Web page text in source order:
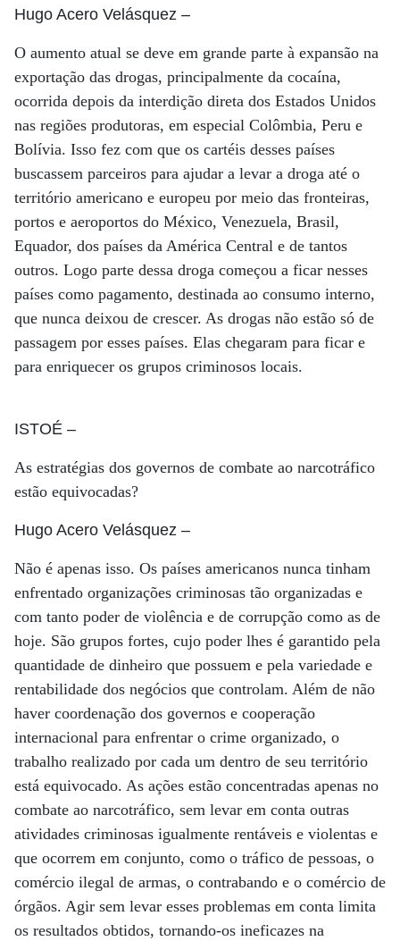
Hugo Acero Velásquez –
O aumento atual se deve em grande parte à expansão na
exportação das drogas, principalmente da cocaína,
ocorrida depois da interdição direta dos Estados Unidos
nas regiões produtoras, em especial Colômbia, Peru e
Bolívia. Isso fez com que os cartéis desses países
buscassem parceiros para ajudar a levar a droga até o
território americano e europeu por meio das fronteiras,
portos e aeroportos do México, Venezuela, Brasil,
Equador, dos países da América Central e de tantos
outros. Logo parte dessa droga começou a ficar nesses
países como pagamento, destinada ao consumo interno,
que nunca deixou de crescer. As drogas não estão só de
passagem por esses países. Elas chegaram para ficar e
para enriquecer os grupos criminosos locais.
ISTOÉ –
As estratégias dos governos de combate ao narcotráfico
estão equivocadas?
Hugo Acero Velásquez –
Não é apenas isso. Os países americanos nunca tinham
enfrentado organizações criminosas tão organizadas e
com tanto poder de violência e de corrupção como as de
hoje. São grupos fortes, cujo poder lhes é garantido pela
quantidade de dinheiro que possuem e pela variedade e
rentabilidade dos negócios que controlam. Além de não
haver coordenação dos governos e cooperação
internacional para enfrentar o crime organizado, o
trabalho realizado por cada um dentro de seu território
está equivocado. As ações estão concentradas apenas no
combate ao narcotráfico, sem levar em conta outras
atividades criminosas igualmente rentáveis e violentas e
que ocorrem em conjunto, como o tráfico de pessoas, o
comércio ilegal de armas, o contrabando e o comércio de
órgãos. Agir sem levar esses problemas em conta limita
os resultados obtidos, tornando-os ineficazes na